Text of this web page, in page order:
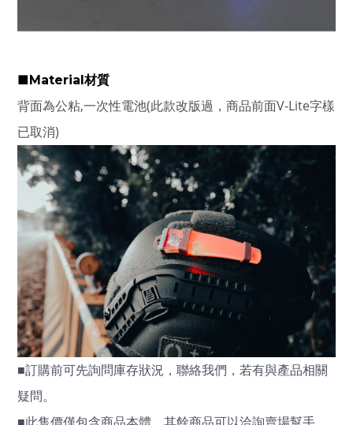
■Material材質
背面為公粘,一次性電池(此款改版過，商品前面V-Lite字樣
已取消)
■訂購前可先詢問庫存狀況，聯絡我們，若有與產品相關
疑問。